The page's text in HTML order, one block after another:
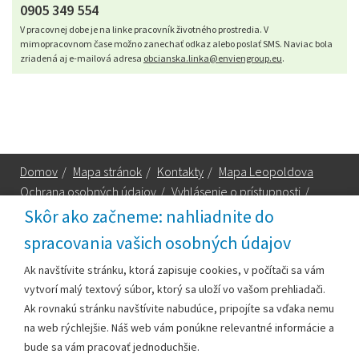
Skôr ako začneme: nahliadnite do
spracovania vašich osobných údajov
Ak navštívite stránku, ktorá zapisuje cookies, v počítači sa vám
vytvorí malý textový súbor, ktorý sa uloží vo vašom prehliadači.
Ak rovnakú stránku navštívite nabudúce, pripojíte sa vďaka nemu
na web rýchlejšie. Náš web vám ponúkne relevantné informácie a
bude sa vám pracovať jednoduchšie.
0905 349 554
V pracovnej dobe je na linke pracovník životného prostredia. V
mimopracovnom čase možno zanechať odkaz alebo poslať SMS. Naviac bola
zriadená aj e-mailová adresa obcianska.linka@enviengroup.eu.
Domov / Mapa stránok / Kontakty / Mapa Leopoldova
Ochrana osobných údajov / Vyhlásenie o prístupnosti /
Technická podpora
Mestský úrad Leopoldov
Hlohovská cesta 1818/2A
920 41 Leopoldov